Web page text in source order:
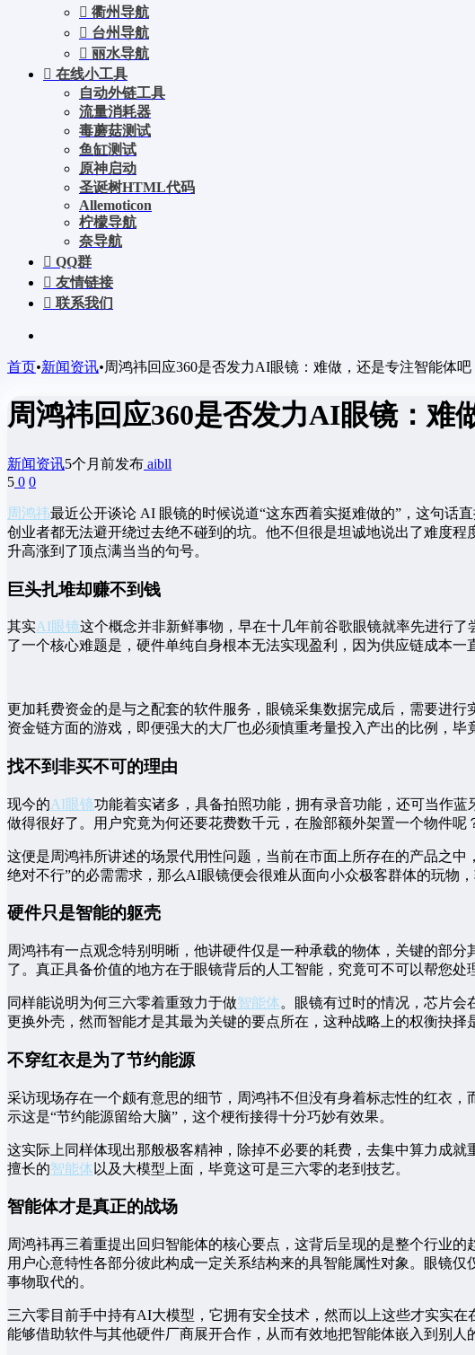
衢州导航
台州导航
丽水导航
在线小工具
自动外链工具
流量消耗器
毒蘑菇测试
鱼缸测试
原神启动
圣诞树HTML代码
Allemoticon
柠檬导航
奈导航
QQ群
友情链接
联系我们
首页•新闻资讯•周鸿祎回应360是否发力AI眼镜：难做，还是专注智能体吧
周鸿祎回应360是否发力AI眼镜：难
新闻资讯5个月前发布 aibll
5 0 0
周鸿祎最近公开谈论 AI 眼镜的时候说道“这东西着实挺难做的”，这句话
创业者都无法避开绕过去绝不碰到的坑。他不但很是坦诚地说出了难度
升高涨到了顶点满当当的句号。
巨头扎堆却赚不到钱
其实AI眼镜这个概念并非新鲜事物，早在十几年前谷歌眼镜就率先进行
了一个核心难题是，硬件单纯自身根本无法实现盈利，因为供应链成本一
更加耗费资金的是与之配套的软件服务，眼镜采集数据完成后，需要进
资金链方面的游戏，即便强大的大厂也必须慎重考量投入产出的比例，
找不到非买不可的理由
现今的AI眼镜功能着实诸多，具备拍照功能，拥有录音功能，还可当作
做得很好了。用户究竟为何还要花费数千元，在脸部额外架置一个物件呢
这便是周鸿祎所讲述的场景代用性问题，当前在市面上所存在的产品之
绝对不行”的必需需求，那么AI眼镜便会很难从面向小众极客群体的玩物
硬件只是智能的躯壳
周鸿祎有一点观念特别明晰，他讲硬件仅是一种承载的物体，关键的部
了。真正具备价值的地方在于眼镜背后的人工智能，究竟可不可以帮您处
同样能说明为何三六零着重致力于做智能体。眼镜有过时的情况，芯片
更换外壳，然而智能才是其最为关键的要点所在，这种战略上的权衡抉择
不穿红衣是为了节约能源
采访现场存在一个颇有意思的细节，周鸿祎不但没有身着标志性的红衣
示这是“节约能源留给大脑”，这个梗衔接得十分巧妙有效果。
这实际上同样体现出那般极客精神，除掉不必要的耗费，去集中算力成
擅长的智能体 以及大模型上面，毕竟这可是三六零的老到技艺。
智能体才是真正的战场
周鸿袆再三着重提出回归智能体的核心要点，这背后呈现的是整个行业
用户心意特性各部分彼此构成一定关系结构来的具智能属性对象。眼镜
事物取代的。
三六零目前手中持有AI大模型，它拥有安全技术，然而以上这些才实实
能够借助软件与其他硬件厂商展开合作，从而有效地把智能体嵌入到别人